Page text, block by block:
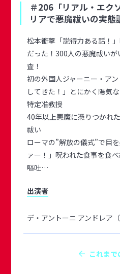
＃206「リアル・エク
リアで悪魔祓いの実態
松本衝撃「説得力ある話！
だった！300人の悪魔祓い
査！
初の外国人ジャーニー・ア
してきた！」とにかく陽気
特定准教授
40年以上悪魔に憑りつかれ
祓い
ローマの”解放の儀式”で目
ァー！」呪われた食事を食
嘔吐…
出演者
デ・アントーニ アンドレア
これまで